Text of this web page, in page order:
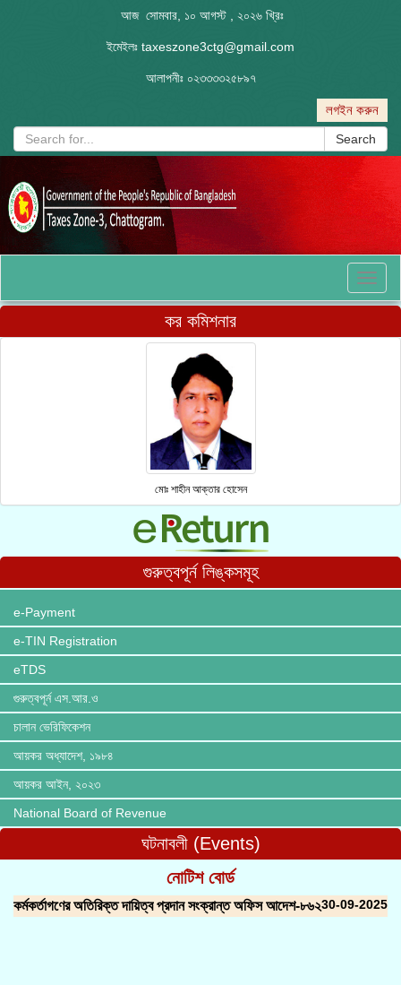
আজ সোমবার, ১০ আগস্ট , ২০২৬ খ্রিঃ
ইমেইলঃ taxeszone3ctg@gmail.com
আলাপনীঃ ০২৩৩৩৩২৫৮৯৭
লগইন করুন
Search
কর কমিশনার
মোঃ শাহীন আক্তার হোসেন
গুরুত্বপূর্ন লিঙ্কসমূহ
e-Payment
e-TIN Registration
eTDS
গুরুত্বপূর্ন এস.আর.ও
চালান ভেরিফিকেশন
আয়কর অধ্যাদেশ, ১৯৮৪
আয়কর আইন, ২০২৩
National Board of Revenue
ঘটনাবলী (Events)
নোটিশ বোর্ড
কর্মকর্তাগণের অতিরিক্ত দায়িত্ব প্রদান সংক্রান্ত অফিস আদেশ-৮৬২30-09-2025